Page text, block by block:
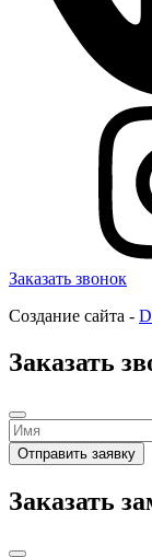
Заказать звонок
Создание сайта -
Заказать
Отправить заявку
Заказать